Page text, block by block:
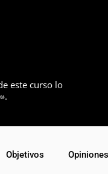
este curso lo
.
Objetivos Opiniones